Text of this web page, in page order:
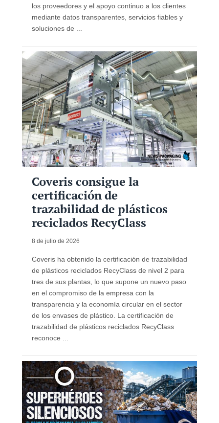
los proveedores y el apoyo continuo a los clientes
mediante datos transparentes, servicios fiables y
soluciones de ...
Coveris consigue la
certificación de
trazabilidad de plásticos
reciclados RecyClass
8 de julio de 2026
Coveris ha obtenido la certificación de trazabilidad
de plásticos reciclados RecyClass de nivel 2 para
tres de sus plantas, lo que supone un nuevo paso
en el compromiso de la empresa con la
transparencia y la economía circular en el sector
de los envases de plástico. La certificación de
trazabilidad de plásticos reciclados RecyClass
reconoce ...